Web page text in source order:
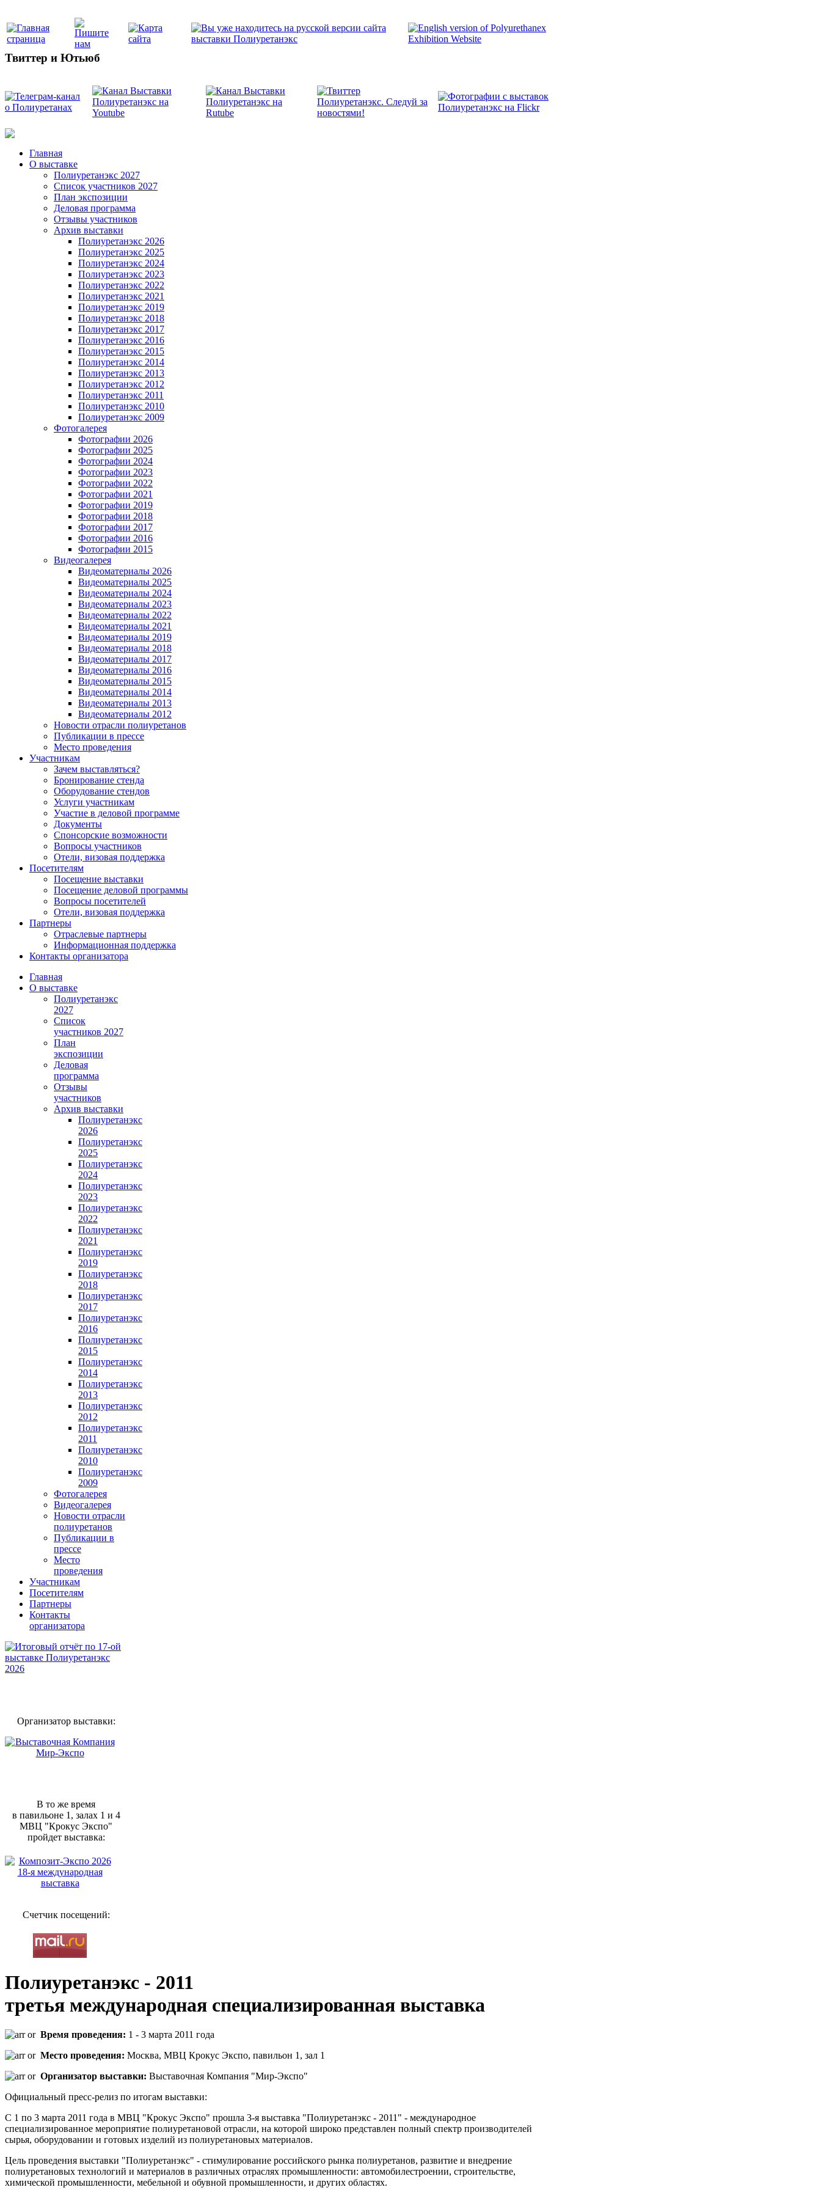
Твиттер и Ютьюб
Главная
О выставке
Полиуретанэкс 2027
Список участников 2027
План экспозиции
Деловая программа
Отзывы участников
Архив выставки
Полиуретанэкс 2026
Полиуретанэкс 2025
Полиуретанэкс 2024
Полиуретанэкс 2023
Полиуретанэкс 2022
Полиуретанэкс 2021
Полиуретанэкс 2019
Полиуретанэкс 2018
Полиуретанэкс 2017
Полиуретанэкс 2016
Полиуретанэкс 2015
Полиуретанэкс 2014
Полиуретанэкс 2013
Полиуретанэкс 2012
Полиуретанэкс 2011
Полиуретанэкс 2010
Полиуретанэкс 2009
Фотогалерея
Фотографии 2026
Фотографии 2025
Фотографии 2024
Фотографии 2023
Фотографии 2022
Фотографии 2021
Фотографии 2019
Фотографии 2018
Фотографии 2017
Фотографии 2016
Фотографии 2015
Видеогалерея
Видеоматериалы 2026
Видеоматериалы 2025
Видеоматериалы 2024
Видеоматериалы 2023
Видеоматериалы 2022
Видеоматериалы 2021
Видеоматериалы 2019
Видеоматериалы 2018
Видеоматериалы 2017
Видеоматериалы 2016
Видеоматериалы 2015
Видеоматериалы 2014
Видеоматериалы 2013
Видеоматериалы 2012
Новости отрасли полиуретанов
Публикации в прессе
Место проведения
Участникам
Зачем выставляться?
Бронирование стенда
Оборудование стендов
Услуги участникам
Участие в деловой программе
Документы
Спонсорские возможности
Вопросы участников
Отели, визовая поддержка
Посетителям
Посещение выставки
Посещение деловой программы
Вопросы посетителей
Отели, визовая поддержка
Партнеры
Отраслевые партнеры
Информационная поддержка
Контакты организатора
Главная
О выставке
Полиуретанэкс
2027
Список
участников 2027
План
экспозиции
Деловая
программа
Отзывы
участников
Архив выставки
Полиуретанэкс
2026
Полиуретанэкс
2025
Полиуретанэкс
2024
Полиуретанэкс
2023
Полиуретанэкс
2022
Полиуретанэкс
2021
Полиуретанэкс
2019
Полиуретанэкс
2018
Полиуретанэкс
2017
Полиуретанэкс
2016
Полиуретанэкс
2015
Полиуретанэкс
2014
Полиуретанэкс
2013
Полиуретанэкс
2012
Полиуретанэкс
2011
Полиуретанэкс
2010
Полиуретанэкс
2009
Фотогалерея
Видеогалерея
Новости отрасли
полиуретанов
Публикации в
прессе
Место
проведения
Участникам
Посетителям
Партнеры
Контакты
организатора
Организатор выставки:
В то же время
в павильоне 1, залах 1 и 4
МВЦ "Крокус Экспо"
пройдет выставка:
Счетчик посещений:
Полиуретанэкс - 2011
третья международная специализированная выставка
Время проведения: 1 - 3 марта 2011 года
Место проведения: Москва, МВЦ Крокус Экспо, павильон 1, зал 1
Организатор выставки: Выставочная Компания "Мир-Экспо"
Официальный пресс-релиз по итогам выставки:
С 1 по 3 марта 2011 года в МВЦ "Крокус Экспо" прошла 3-я выставка "Полиуретанэкс - 2011" - международное
специализированное мероприятие полиуретановой отрасли, на которой широко представлен полный спектр производителей
сырья, оборудовании и готовых изделий из полиуретановых материалов.
Цель проведения выставки "Полиуретанэкс" - стимулирование российского рынка полиуретанов, развитие и внедрение
полиуретановых технологий и материалов в различных отраслях промышленности: автомобилестроении, строительстве,
химической промышленности, мебельной и обувной промышленности, и других областях.